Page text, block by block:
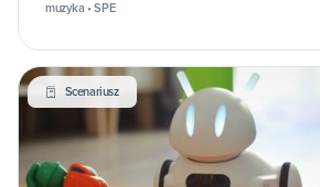
muzyka • SPE
Scenariusz